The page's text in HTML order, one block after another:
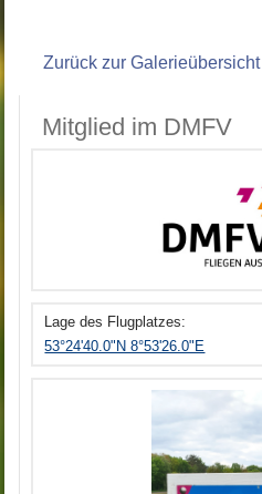
Zurück zur Galerieübersicht
Mitglied im DMFV
Lage des Flugplatzes:
53°24'40.0"N 8°53'26.0"E